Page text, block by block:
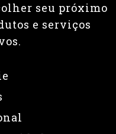
seu próximo
e serviços